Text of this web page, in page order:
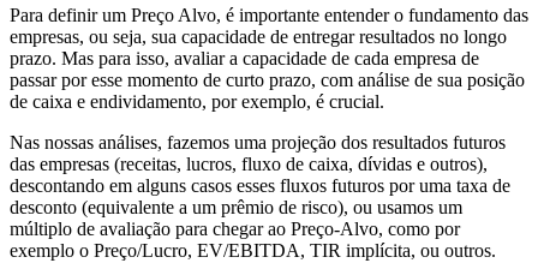
Para definir um Preço Alvo, é importante entender o fundamento das
empresas, ou seja, sua capacidade de entregar resultados no longo
prazo. Mas para isso, avaliar a capacidade de cada empresa de
passar por esse momento de curto prazo, com análise de sua posição
de caixa e endividamento, por exemplo, é crucial.
Nas nossas análises, fazemos uma projeção dos resultados futuros
das empresas (receitas, lucros, fluxo de caixa, dívidas e outros),
descontando em alguns casos esses fluxos futuros por uma taxa de
desconto (equivalente a um prêmio de risco), ou usamos um
múltiplo de avaliação para chegar ao Preço-Alvo, como por
exemplo o Preço/Lucro, EV/EBITDA, TIR implícita, ou outros.